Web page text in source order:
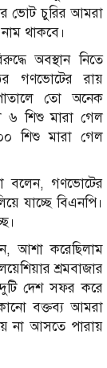
ভোট চুরির আমরা
থাকবে।
অবস্থান নিতে
গণভোটের রায়
তো অনেক
৬ শিশু মারা গেল
শিশু মারা গেল
বলেন, গণভোটের
যাচ্ছে বিএনপি।
আশা করেছিলাম
শ্রমবাজার
দেশ সফর করে
বক্তব্য আমরা
না আসতে পারায়